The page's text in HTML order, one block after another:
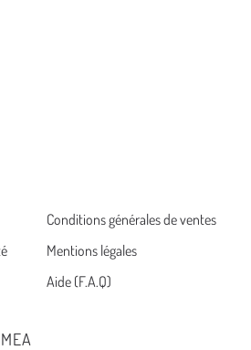
Conditions générales de ventes
Mentions légales
Aide (F.A.Q)